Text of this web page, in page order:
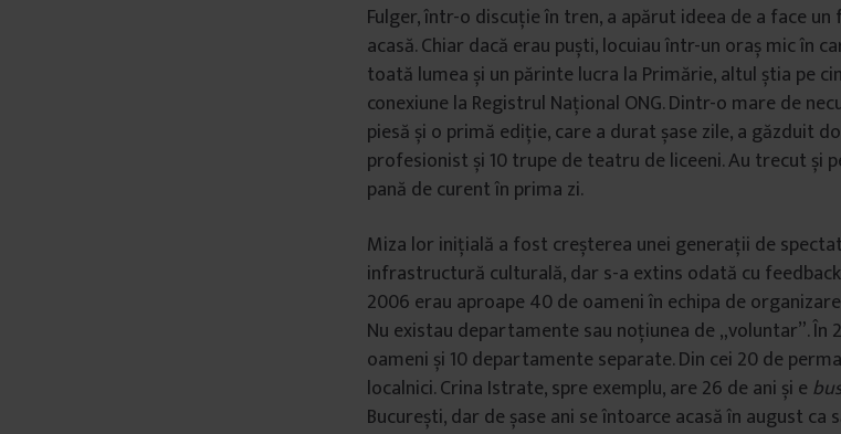
Fulger, într-o discuție în tren, a apărut ideea de a face
acasă. Chiar dacă erau puști, locuiau într-un oraș mic în
toată lumea și un părinte lucra la Primărie, altul știa pe
conexiune la Registrul Național ONG. Dintr-o mare de
piesă și o primă ediție, care a durat șase zile, a găzduit
profesionist și 10 trupe de teatru de liceeni. Au trecut și
pană de curent în prima zi.
Miza lor inițială a fost creșterea unei generații de
infrastructură culturală, dar s-a extins odată cu
2006 erau aproape 40 de oameni în echipa de
Nu existau departamente sau noțiunea de „voluntar”. În
oameni și 10 departamente separate. Din cei 20 de
localnici. Crina Istrate, spre exemplu, are 26 de ani și e
București, dar de șase ani se întoarce acasă în august ca